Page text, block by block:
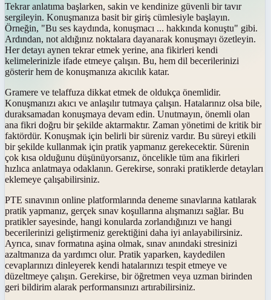
Tekrar anlatıma başlarken, sakin ve kendinize güvenli bir tavır
sergileyin. Konuşmanıza basit bir giriş cümlesiyle başlayın.
Örneğin, "Bu ses kaydında, konuşmacı ... hakkında konuştu" gibi.
Ardından, not aldığınız noktalara dayanarak konuşmayı özetleyin.
Her detayı aynen tekrar etmek yerine, ana fikirleri kendi
kelimelerinizle ifade etmeye çalışın. Bu, hem dil becerilerinizi
gösterir hem de konuşmanıza akıcılık katar.
Gramere ve telaffuza dikkat etmek de oldukça önemlidir.
Konuşmanızı akıcı ve anlaşılır tutmaya çalışın. Hatalarınız olsa bile,
duraksamadan konuşmaya devam edin. Unutmayın, önemli olan
ana fikri doğru bir şekilde aktarmaktır. Zaman yönetimi de kritik bir
faktördür. Konuşmak için belirli bir süreniz vardır. Bu süreyi etkili
bir şekilde kullanmak için pratik yapmanız gerekecektir. Sürenin
çok kısa olduğunu düşünüyorsanız, öncelikle tüm ana fikirleri
hızlıca anlatmaya odaklanın. Gerekirse, sonraki pratiklerde detayları
eklemeye çalışabilirsiniz.
PTE sınavının online platformlarında deneme sınavlarına katılarak
pratik yapmanız, gerçek sınav koşullarına alışmanızı sağlar. Bu
pratikler sayesinde, hangi konularda zorlandığınızı ve hangi
becerilerinizi geliştirmeniz gerektiğini daha iyi anlayabilirsiniz.
Ayrıca, sınav formatına aşina olmak, sınav anındaki stresinizi
azaltmanıza da yardımcı olur. Pratik yaparken, kaydedilen
cevaplarınızı dinleyerek kendi hatalarınızı tespit etmeye ve
düzeltmeye çalışın. Gerekirse, bir öğretmen veya uzman birinden
geri bildirim alarak performansınızı artırabilirsiniz.